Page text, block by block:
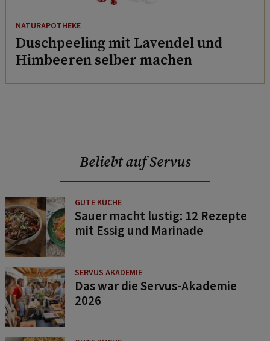
NATURAPOTHEKE
Duschpeeling mit Lavendel und
Himbeeren selber machen
Beliebt auf Servus
GUTE KÜCHE
Sauer macht lustig: 12 Rezepte
mit Essig und Marinade
SERVUS AKADEMIE
Das war die Servus-Akademie
2026